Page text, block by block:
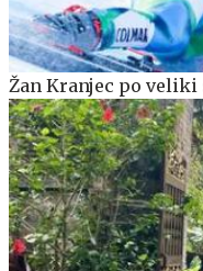
Žan Kranjec po